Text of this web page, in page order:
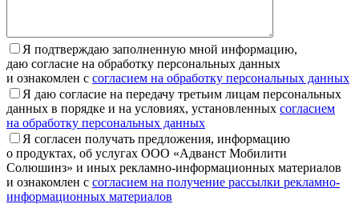
Я подтверждаю заполненную мной информацию,
даю согласие на обработку персональных данных
и ознакомлен с согласием на обработку персональных данных
Я даю согласие на передачу третьим лицам персональных
данных в порядке и на условиях, установленных согласием
на обработку персональных данных
Я согласен получать предложения, информацию
о продуктах, об услугах ООО «Адванст Мобилити
Солюшинз» и иных рекламно-информационных материалов
и ознакомлен с согласием на получение рассылки рекламно-
информационных материалов